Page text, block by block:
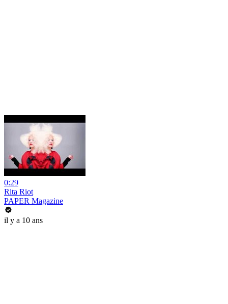
0:29
Rita Riot
PAPER Magazine
il y a 10 ans